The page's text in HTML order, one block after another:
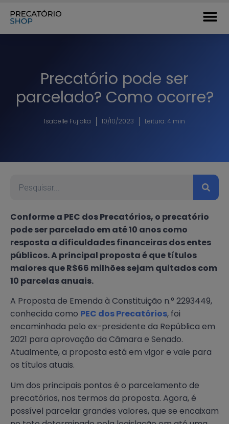
Precatório pode ser
parcelado? Como ocorre?
Isabelle Fujioka 10/10/2023 Leitura: 4 min
Conforme a PEC dos Precatórios, o precatório
pode ser parcelado em até 10 anos como
resposta a dificuldades financeiras dos entes
públicos. A principal proposta é que títulos
maiores que R$66 milhões sejam quitados com
10 parcelas anuais.
A Proposta de Emenda à Constituição n.° 2293449,
conhecida como PEC dos Precatórios, foi
encaminhada pelo ex-presidente da República em
2021 para aprovação da Câmara e Senado.
Atualmente, a proposta está em vigor e vale para
os títulos atuais.
Um dos principais pontos é o parcelamento de
precatórios, nos termos da proposta. Agora, é
possível parcelar grandes valores, que se encaixam